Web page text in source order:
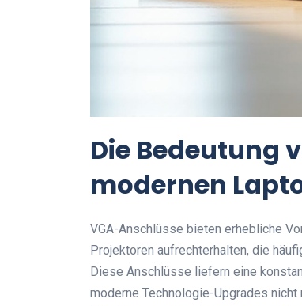
Die Bedeutung
modernen
VGA-Anschlüsse bieten erhebliche
Projektoren aufrechterhalten, die
Diese Anschlüsse liefern eine
moderne Technologie-Upgrades